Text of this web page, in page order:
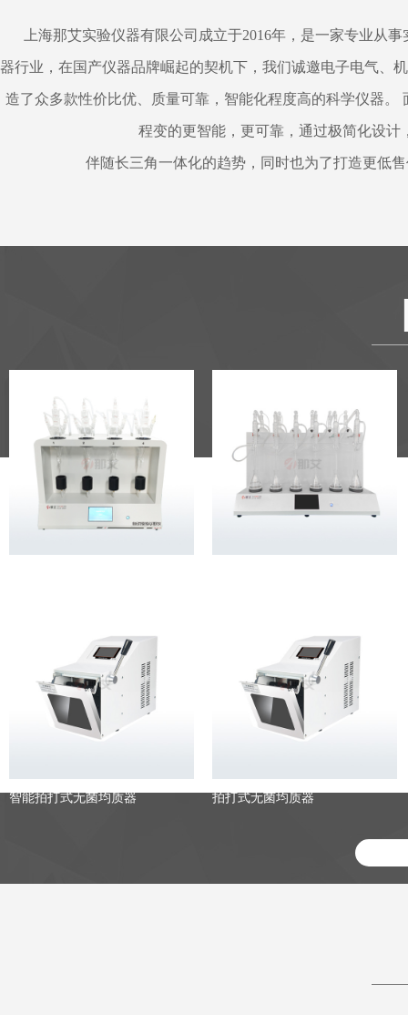
上海那艾实验仪器有限公司成立于2016年，是一家专业从
器行业，在国产仪器品牌崛起的契机下，我们诚邀电子电气、
造了众多款性价比优、质量可靠，智能化程度高的科学仪器
程变的更智能，更可靠，通过极简化设
伴随长三角一体化的趋势，同时也为了打造更低
智能拍打式无菌均质器 拍打式无菌均质器